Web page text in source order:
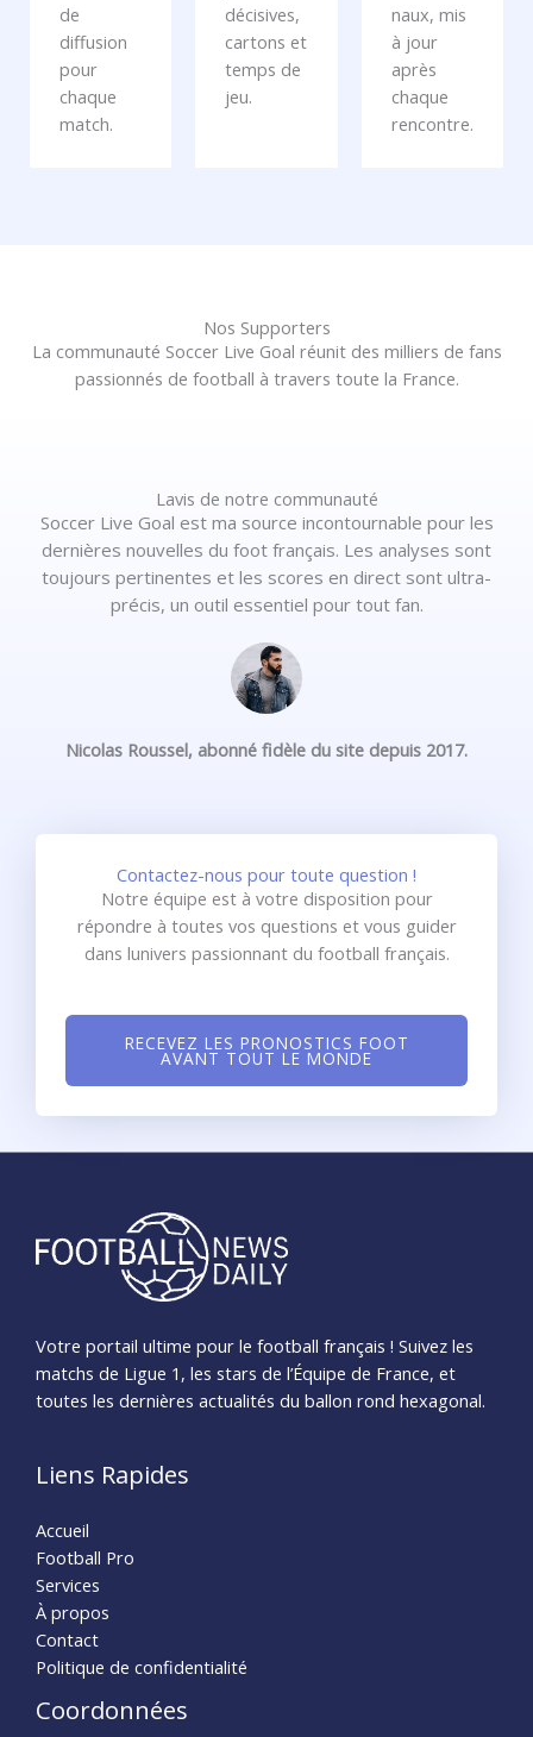
de
diffusion
pour
chaque
match.
décisives,
cartons et
temps de
jeu.
naux, mis
à jour
après
chaque
rencontre.
Nos Supporters
La communauté Soccer Live Goal réunit des milliers de fans
passionnés de football à travers toute la France.
Lavis de notre communauté
Soccer Live Goal est ma source incontournable pour les
dernières nouvelles du foot français. Les analyses sont
toujours pertinentes et les scores en direct sont ultra-
précis, un outil essentiel pour tout fan.
Nicolas Roussel, abonné fidèle du site depuis 2017.
Contactez-nous pour toute question !
Notre équipe est à votre disposition pour
répondre à toutes vos questions et vous guider
dans lunivers passionnant du football français.
RECEVEZ LES PRONOSTICS FOOT
AVANT TOUT LE MONDE
Votre portail ultime pour le football français ! Suivez les
matchs de Ligue 1, les stars de l’Équipe de France, et
toutes les dernières actualités du ballon rond hexagonal.
Liens Rapides
Accueil
Football Pro
Services
À propos
Contact
Politique de confidentialité
Coordonnées